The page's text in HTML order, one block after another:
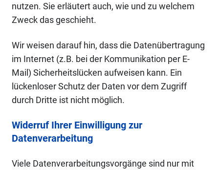
nutzen. Sie erläutert auch, wie und zu welchem
Zweck das geschieht.
Wir weisen darauf hin, dass die Datenübertragung
im Internet (z.B. bei der Kommunikation per E-
Mail) Sicherheitslücken aufweisen kann. Ein
lückenloser Schutz der Daten vor dem Zugriff
durch Dritte ist nicht möglich.
Widerruf Ihrer Einwilligung zur
Datenverarbeitung
Viele Datenverarbeitungsvorgänge sind nur mit